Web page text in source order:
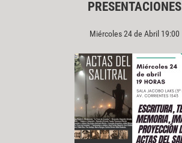
PRESENTACIONES
Miércoles 24 de Abril 19:00